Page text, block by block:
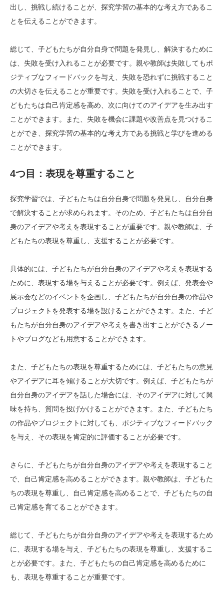
出し、挑戦し続けることが、探究学習の基本的な考え方であるこ
とを伝えることができます。
総じて、子どもたちが自分自身で問題を発見し、解決するために
は、失敗を受け入れることが必要です。親や教師は失敗してもポ
ジティブなフィードバックを与え、失敗を恐れずに挑戦すること
の大切さを伝えることが重要です。失敗を受け入れることで、子
どもたちは自己肯定感を高め、次に向けてのアイデアを生み出す
ことができます。また、失敗を機会に課題や改善点を見つけるこ
とができ、探究学習の基本的な考え方である挑戦と学びを進める
ことができます。
4つ目：表現を尊重すること
探究学習では、子どもたちは自分自身で問題を発見し、自分自身
で解決することが求められます。そのため、子どもたちは自分自
身のアイデアや考えを表現することが重要です。親や教師は、子
どもたちの表現を尊重し、支援することが必要です。
具体的には、子どもたちが自分自身のアイデアや考えを表現する
ために、表現する場を与えることが必要です。例えば、発表会や
展示会などのイベントを企画し、子どもたちが自分自身の作品や
プロジェクトを発表する場を設けることができます。また、子ど
もたちが自分自身のアイデアや考えを書き出すことができるノー
トやブログなども用意することができます。
また、子どもたちの表現を尊重するためには、子どもたちの意見
やアイデアに耳を傾けることが大切です。例えば、子どもたちが
自分自身のアイデアを話した場合には、そのアイデアに対して興
味を持ち、質問を投げかけることができます。また、子どもたち
の作品やプロジェクトに対しても、ポジティブなフィードバック
を与え、その表現を肯定的に評価することが必要です。
さらに、子どもたちが自分自身のアイデアや考えを表現すること
で、自己肯定感を高めることができます。親や教師は、子どもた
ちの表現を尊重し、自己肯定感を高めることで、子どもたちの自
己肯定感を育てることができます。
総じて、子どもたちが自分自身のアイデアや考えを表現するため
に、表現する場を与え、子どもたちの表現を尊重し、支援するこ
とが必要です。また、子どもたちの自己肯定感を高めるために
も、表現を尊重することが重要です。